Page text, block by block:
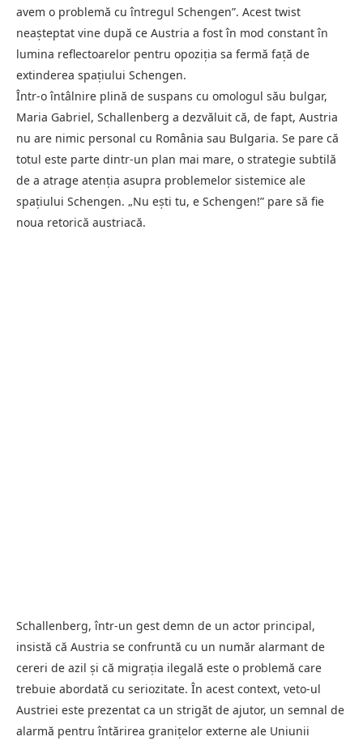
avem o problemă cu întregul Schengen”. Acest twist
neașteptat vine după ce Austria a fost în mod constant în
lumina reflectoarelor pentru opoziția sa fermă față de
extinderea spațiului Schengen.
Într-o întâlnire plină de suspans cu omologul său bulgar,
Maria Gabriel, Schallenberg a dezvăluit că, de fapt, Austria
nu are nimic personal cu România sau Bulgaria. Se pare că
totul este parte dintr-un plan mai mare, o strategie subtilă
de a atrage atenția asupra problemelor sistemice ale
spațiului Schengen. „Nu ești tu, e Schengen!” pare să fie
noua retorică austriacă.
Schallenberg, într-un gest demn de un actor principal,
insistă că Austria se confruntă cu un număr alarmant de
cereri de azil și că migrația ilegală este o problemă care
trebuie abordată cu seriozitate. În acest context, veto-ul
Austriei este prezentat ca un strigăt de ajutor, un semnal de
alarmă pentru întărirea granițelor externe ale Uniunii